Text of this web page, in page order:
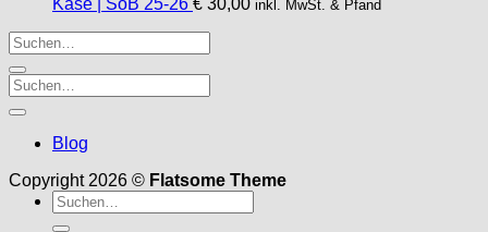
Käse | SoB 25-26 € 30,00 inkl. MwSt. & Pfand
Blog
Copyright 2026 © Flatsome Theme
Suche
nach: